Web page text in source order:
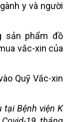
y và người
sản phẩm đồ
vắc-xin của
tại Bệnh viện K